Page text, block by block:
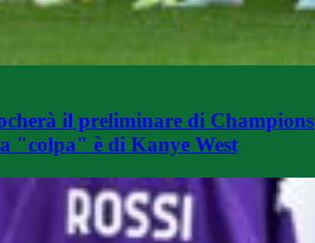
il preliminare di Champions
"colpa" è di Kanye West